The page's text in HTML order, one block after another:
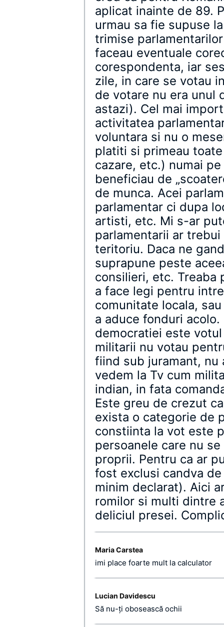
aplicat inainte de 89.
urmau sa fie supuse
trimise
faceau eventuale
corespondenta, iar
zile, in care se votau
de votare nu era unul
astazi). Cel mai
activitatea
voluntara si nu o
platiti si primeau
cazare, etc.) numai
beneficiau de
de munca. Acei
parlamentar ci dupa
artisti, etc. Mi s-ar
parlamentarii ar
teritoriu. Daca ne
suprapune peste
consilieri, etc. Treaba
a face legi pentru
comunitate locala,
a aduce fonduri
democratiei este
militarii nu votau
fiind sub juramant,
vedem la Tv cum
indian, in fata
Este greu de crezut
exista o categorie de
constiinta la vot este
persoanele care nu
proprii. Pentru ca ar
fost exclusi candva
minim declarat). Aici
romilor si multi dintre
deliciul presei.
Maria Carstea
imi place foarte mult la calculator
Lucian Davidescu
Să nu-ţi obosească ochii